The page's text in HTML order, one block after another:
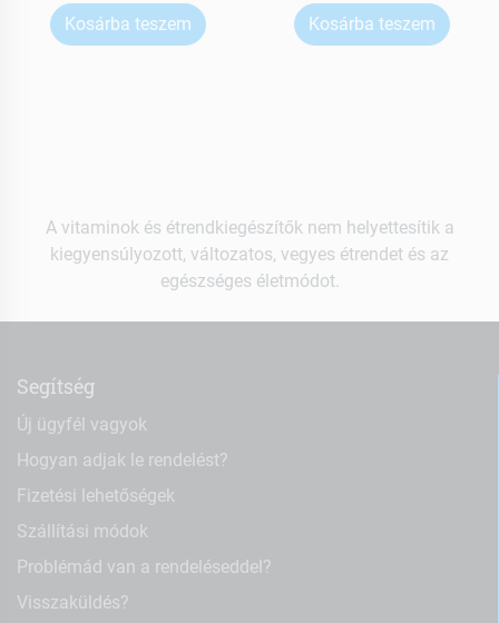
Kosárba teszem Kosárba teszem
A vitaminok és étrendkiegészítők nem helyettesítik a
kiegyensúlyozott, változatos, vegyes étrendet és az
egészséges életmódot.
Segítség
Új ügyfél vagyok
Hogyan adjak le rendelést?
Fizetési lehetőségek
Szállítási módok
Problémád van a rendeléseddel?
Visszaküldés?